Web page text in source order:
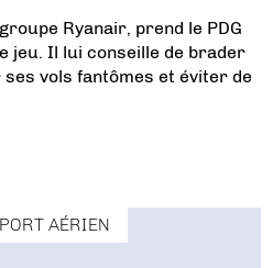
Ryanair, prend le PDG
jeu. Il lui conseille de brader
vols fantômes et éviter de
AÉRIEN